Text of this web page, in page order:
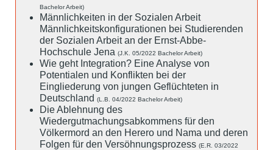
Bachelor Arbeit)
Männlichkeiten in der Sozialen Arbeit
Männlichkeitskonfigurationen bei Studierenden
der Sozialen Arbeit an der Ernst-Abbe-
Hochschule Jena (J.K. 05/2022 Bachelor Arbeit)
Wie geht Integration? Eine Analyse von
Potentialen und Konflikten bei der
Eingliederung von jungen Geflüchteten in
Deutschland (L.B. 04/2022 Bachelor Arbeit)
Die Ablehnung des
Wiedergutmachungsabkommens für den
Völkermord an den Herero und Nama und deren
Folgen für den Versöhnungsprozess (E.R. 03/2022